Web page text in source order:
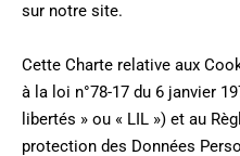
sur notre site.
Cette Charte relative aux
à la loi n°78-17 du 6 janvier
libertés » ou « LIL ») et au
protection des Données